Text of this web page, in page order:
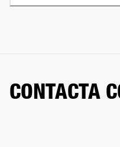
CONTACTA